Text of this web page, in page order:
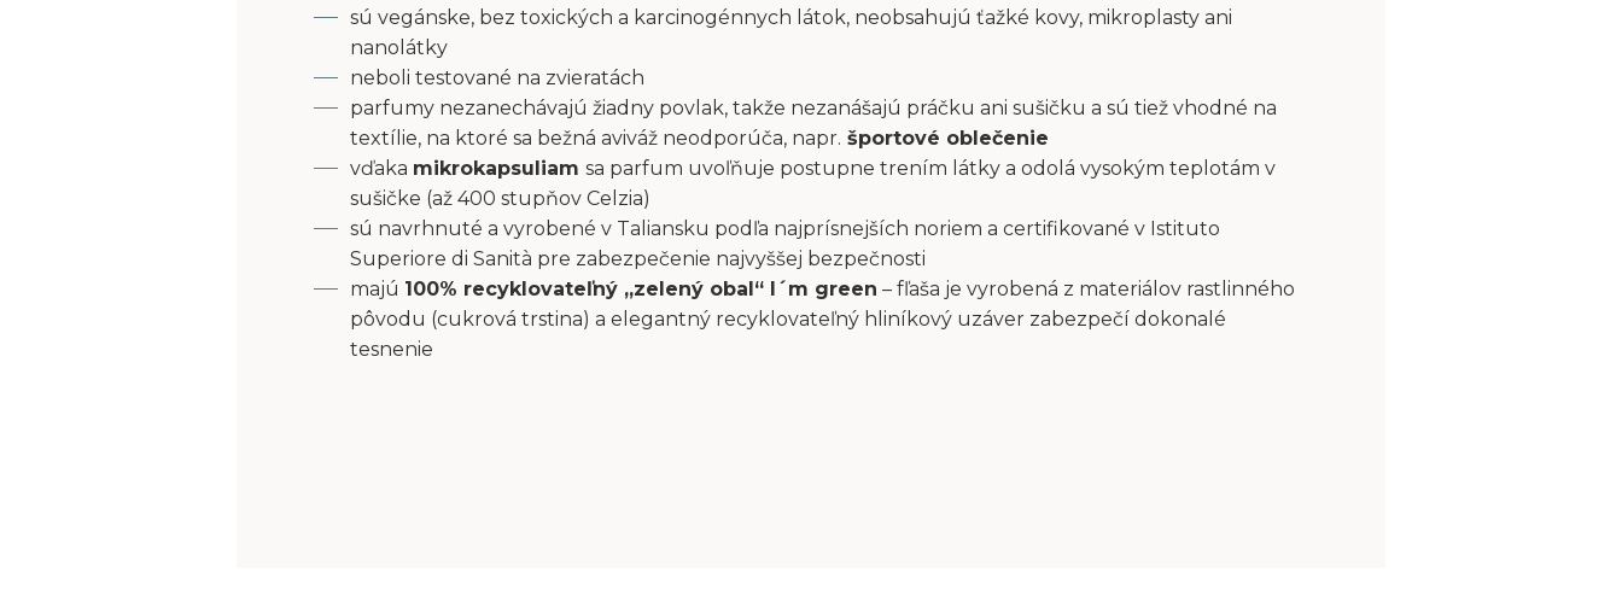
sú vegánske, bez toxických a karcinogénnych látok, neobsahujú ťažké kovy, mikroplasty ani
nanolátky
neboli testované na zvieratách
parfumy nezanechávajú žiadny povlak, takže nezanášajú práčku ani sušičku a sú tiež vhodné na
textílie, na ktoré sa bežná aviváž neodporúča, napr. športové oblečenie
vďaka mikrokapsuliam sa parfum uvoľňuje postupne trením látky a odolá vysokým teplotám v
sušičke (až 400 stupňov Celzia)
sú navrhnuté a vyrobené v Taliansku podľa najprísnejších noriem a certifikované v Istituto
Superiore di Sanità pre zabezpečenie najvyššej bezpečnosti
majú 100% recyklovateľný „zelený obal“ I´m green – fľaša je vyrobená z materiálov rastlinného
pôvodu (cukrová trstina) a elegantný recyklovateľný hliníkový uzáver zabezpečí dokonalé
tesnenie